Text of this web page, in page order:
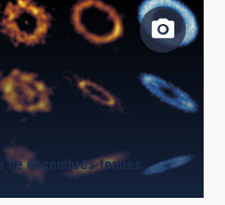
de escombros tenues